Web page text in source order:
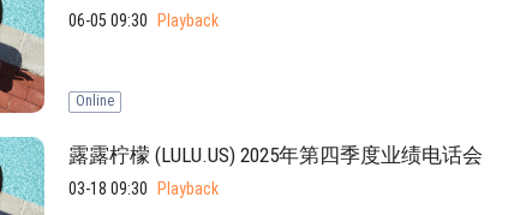
06-05 09:30 Playback
Online
露露柠檬 (LULU.US) 2025年第四季度业绩电话会
03-18 09:30 Playback